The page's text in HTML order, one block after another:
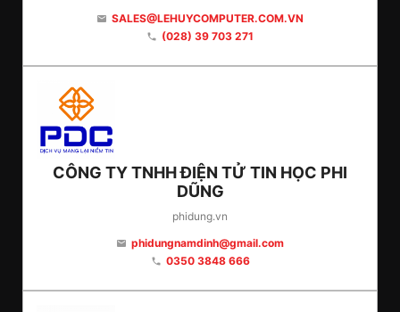
email SALES@LEHUYCOMPUTER.COM.VN
phone (028) 39 703 271
CÔNG TY TNHH ĐIỆN TỬ TIN HỌC PHI
DŨNG
phidung.vn
email phidungnamdinh@gmail.com
phone 0350 3848 666